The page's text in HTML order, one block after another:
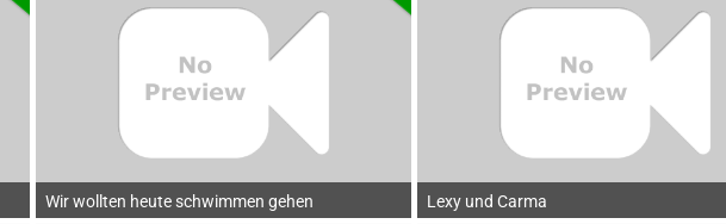
Wir wollten heute schwimmen gehen Lexy und Carma